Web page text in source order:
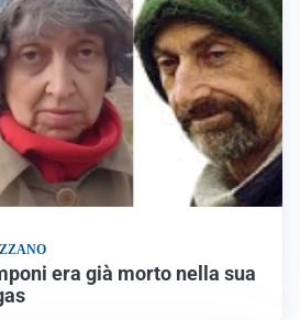
era già morto nella sua